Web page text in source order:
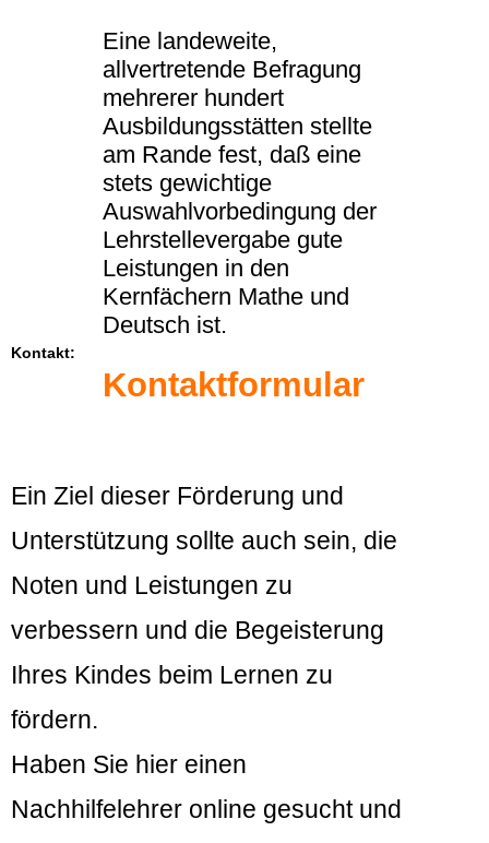
Eine landeweite,
allvertretende Befragung
mehrerer hundert
Ausbildungsstätten stellte
am Rande fest, daß eine
stets gewichtige
Auswahlvorbedingung der
Lehrstellevergabe gute
Leistungen in den
Kernfächern Mathe und
Deutsch ist.
Kontakt:
Kontaktformular
Ein Ziel dieser Förderung und
Unterstützung sollte auch sein, die
Noten und Leistungen zu
verbessern und die Begeisterung
Ihres Kindes beim Lernen zu
fördern.
Haben Sie hier einen
Nachhilfelehrer online gesucht und